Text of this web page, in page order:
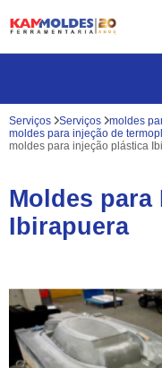
Serviços Serviços
moldes
moldes para injeção de
moldes para injeção plástica
Moldes para
Ibirapuera